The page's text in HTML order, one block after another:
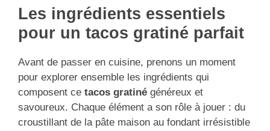
Les ingrédients essentiels
pour un tacos gratiné parfait
Avant de passer en cuisine, prenons un moment
pour explorer ensemble les ingrédients qui
composent ce tacos gratiné généreux et
savoureux. Chaque élément a son rôle à jouer : du
croustillant de la pâte maison au fondant irrésistible